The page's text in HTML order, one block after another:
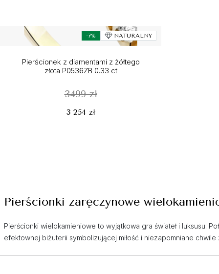
-7% NATURALNY
Pierścionek z diamentami z żółtego
złota P0536ZB 0.33 ct
3499 zł
3 254 zł
Pierścionki zaręczynowe
Pierścionki wielokamieniowe to wyjątkowa gra świateł i luksusu.
efektownej biżuterii symbolizującej miłość i niezapomniane